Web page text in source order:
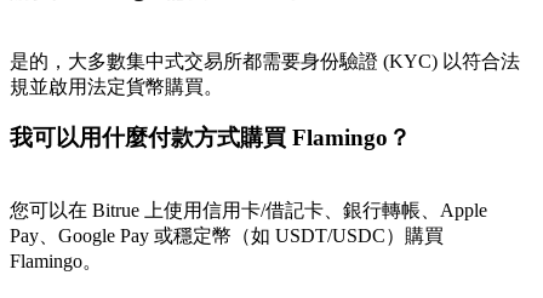
邀请好友
邀請朋友獲得現金獎勵
是的，大多數集中式交易所都需要身份驗證 (KYC) 以符合法
規並啟用法定貨幣購買。
我可以用什麼付款方式購買 Flamingo？
您可以在 Bitrue 上使用信用卡/借記卡、銀行轉帳、Apple
Pay、Google Pay 或穩定幣（如 USDT/USDC）購買
Flamingo。